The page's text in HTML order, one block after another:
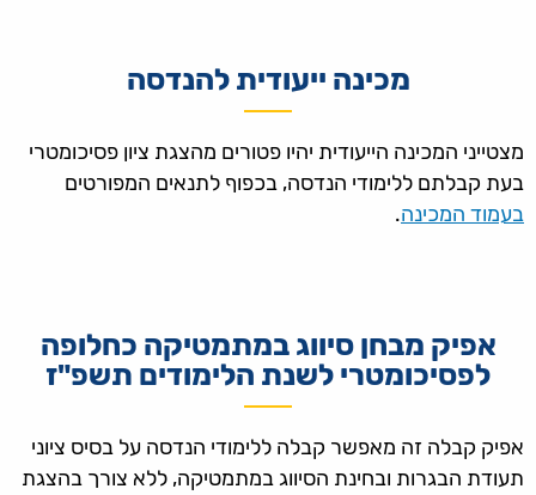
מכינה ייעודית להנדסה
מצטייני המכינה הייעודית יהיו פטורים מהצגת ציון פסיכומטרי
בעת קבלתם ללימודי הנדסה, בכפוף לתנאים המפורטים
בעמוד המכינה.
אפיק מבחן סיווג במתמטיקה כחלופה
לפסיכומטרי לשנת הלימודים תשפ"ז
אפיק קבלה זה מאפשר קבלה ללימודי הנדסה על בסיס ציוני
תעודת הבגרות ובחינת הסיווג במתמטיקה, ללא צורך בהצגת